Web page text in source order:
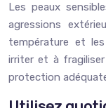
Les peaux
agressions
température et
irriter et à
protection